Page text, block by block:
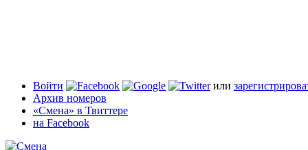
Войти или
Архив номеров
«Смена» в Твиттере
на Facebook